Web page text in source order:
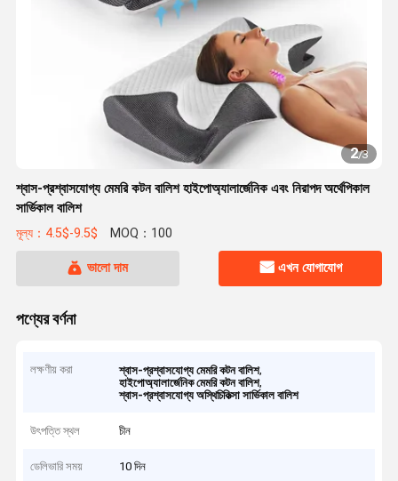
2/3
শ্বাস-প্রশ্বাসযোগ্য মেমরি কটন বালিশ হাইপোঅ্যালার্জেনিক এবং নিরাপদ অর্থেপিকাল
সার্ভিকাল বালিশ
মূল্য：4.5$-9.5$ MOQ：100
ভালো দাম এখন যোগাযোগ
পণ্যের বর্ণনা
লক্ষণীয় করা শ্বাস-প্রশ্বাসযোগ্য মেমরি কটন বালিশ,
হাইপোঅ্যালার্জেনিক মেমরি কটন বালিশ,
শ্বাস-প্রশ্বাসযোগ্য অস্থিচিকিত্সা সার্ভিকাল বালিশ
উৎপত্তি স্থল চীন
ডেলিভারি সময় 10 দিন